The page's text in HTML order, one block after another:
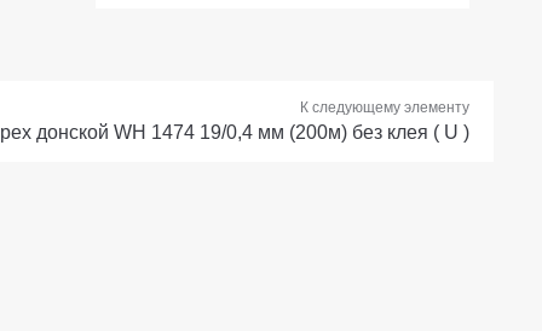
К следующему элементу
донской WH 1474 19/0,4 мм (200м) без клея ( U )